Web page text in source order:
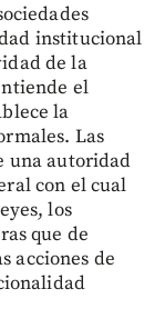
institucional
de la
el
la
Las
una autoridad
con el cual
los
que de
acciones de